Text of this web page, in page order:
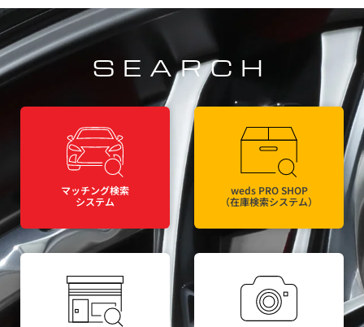
SEARCH
マッチング検索
システム
weds PRO SHOP
（在庫検索システム）